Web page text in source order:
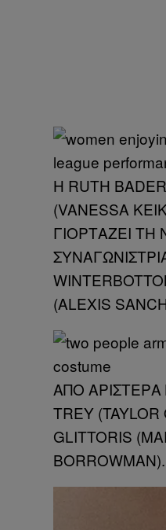
Η RUTH
(VANESSA
ΓΙΟΡΤΑΖΕΙ ΤΗ
(ALEXIS
ΑΠΟ
TREY (TAYLOR
GLITTORIS
BORROWMAN).